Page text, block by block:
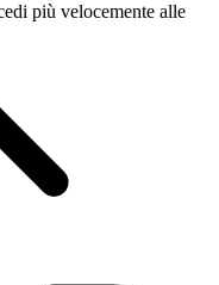
più velocemente alle